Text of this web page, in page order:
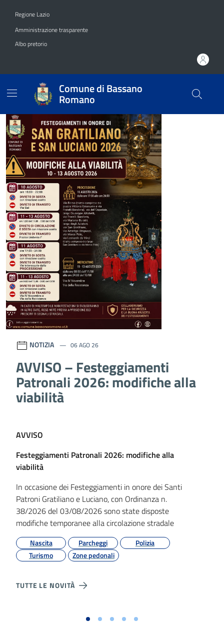
Regione Lazio
Amministrazione trasparente
Albo pretorio
Comune di Bassano
Romano
Comune di Bassano
Contenuti in evidenza
NOTIZIA 06 AGO 26
AVVISO – Festeggiamenti
Patronali 2026: modifiche alla
viabilità
AVVISO
Festeggiamenti Patronali 2026: modifiche alla
viabilità
In occasione dei Festeggiamenti in onore dei Santi
Patroni Gratiliano e Luciano, con Ordinanza n.
38/2026 del 03/08/2026 sono state disposte
modifiche temporanee alla circolazione stradale
Nascita Parcheggi
Polizia
Turismo
Zone pedonali
TUTTE LE NOVITÀ